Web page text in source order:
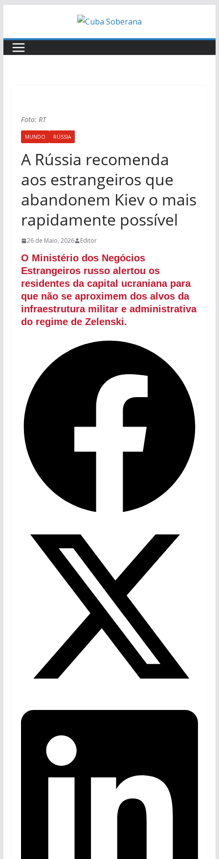
content
Foto: RT
MUNDO RÚSSIA
A Rússia recomenda
aos estrangeiros que
abandonem Kiev o mais
rapidamente possível
26 de Maio, 2026 Editor
O Ministério dos Negócios
Estrangeiros russo alertou os
residentes da capital ucraniana para
que não se aproximem dos alvos da
infraestrutura militar e administrativa
do regime de Zelenski.